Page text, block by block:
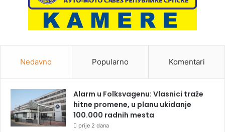
Nedavno Popularno Komentari
Alarm u Folksvagenu: Vlasnici traže
hitne promene, u planu ukidanje
100.000 radnih mesta
prije 2 dana